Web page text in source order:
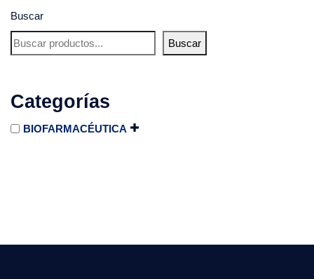
Buscar
Buscar
Categorías
BIOFARMACÉUTICA